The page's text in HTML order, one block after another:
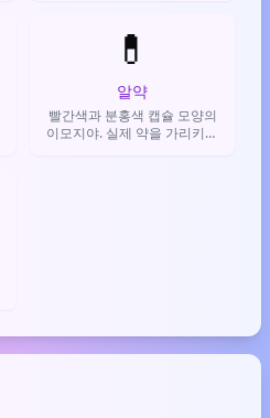
💊
알약
빨간색과 분홍색 캡슐 모양의
이모지야. 실제 약을 가리키거